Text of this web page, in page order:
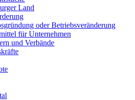
Land
oder Betriebsveränderung
für Unternehmen
und Verbände